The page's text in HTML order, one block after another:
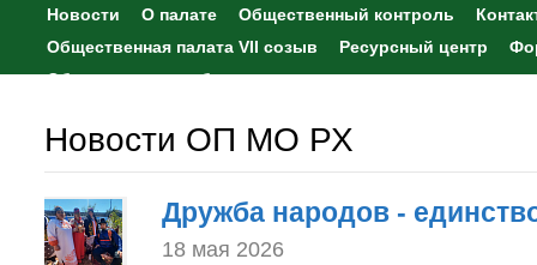
Новости О палате Общественный контроль
Общественная палата VII созыв
Ресурсный центр
Общественные наблюдения
Новости ОП МО РХ
Дружба народов -
18 мая 2026